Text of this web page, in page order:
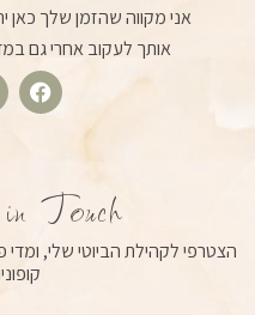
אני מקווה שהזמן שלך כאן
אותך לעקוב אחרי גם
F
o
k
Touch
הצטרפי לקהילת הביוטי שלי,